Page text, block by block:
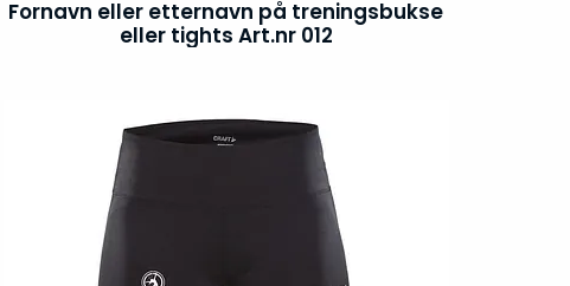
Fornavn eller etternavn på treningsbukse
eller tights Art.nr 012